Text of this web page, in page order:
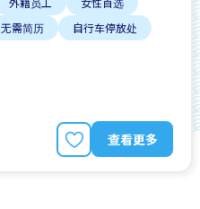
无需简历
自行车停放处
查看更多